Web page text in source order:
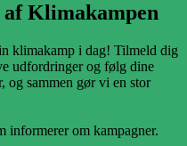
af Klimakampen
klimakamp i dag! Tilmeld dig
udfordringer og følg dine
sammen gør vi en stor
informerer om kampagner.